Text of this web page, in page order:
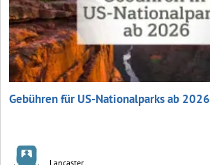
Gebühren für US-Nationalparks ab 2026
Lancaster